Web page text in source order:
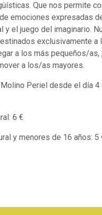
Que nos permite
emociones expresadas
y el juego del imaginario.
exclusivamente a
a los más pequeños/as,
a los/as mayores.
Periel desde el día 4
6 €
y menores de 16 años: 5